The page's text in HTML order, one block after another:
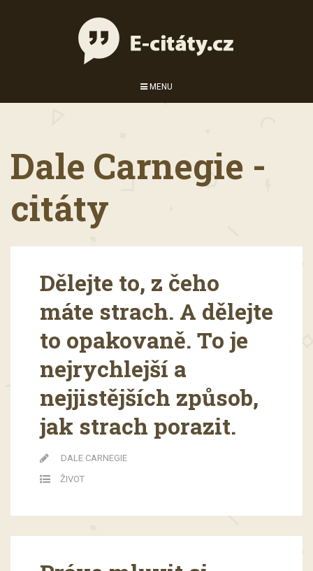
MENU
Dale Carnegie -
citáty
Dělejte to, z čeho
máte strach. A dělejte
to opakovaně. To je
nejrychlejší a
nejjistějších způsob,
jak strach porazit.
DALE CARNEGIE
ŽIVOT